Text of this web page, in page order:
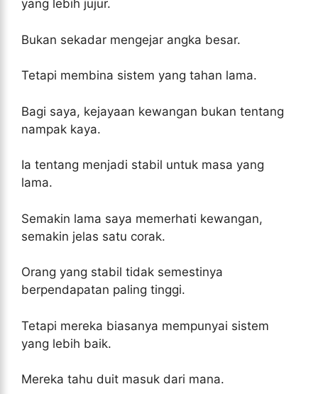
yang lebih jujur.
Bukan sekadar mengejar angka besar.
Tetapi membina sistem yang tahan lama.
Bagi saya, kejayaan kewangan bukan tentang
nampak kaya.
Ia tentang menjadi stabil untuk masa yang
lama.
Semakin lama saya memerhati kewangan,
semakin jelas satu corak.
Orang yang stabil tidak semestinya
berpendapatan paling tinggi.
Tetapi mereka biasanya mempunyai sistem
yang lebih baik.
Mereka tahu duit masuk dari mana.